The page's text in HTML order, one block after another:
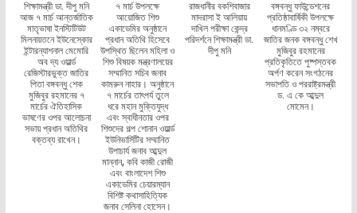
শিক্ষামন্ত্রী ডা. দীপু মনি
আজ ৭ মার্চ আন্তর্জাতিক
মাতৃভাষা ইনস্টিটিউট
মিলনায়তনে ইউনেস্কোর
ইন্টারন্যাশনাল মেমোরি
অব দ্য ওয়ার্ল্ড
রেজিস্টারভুক্ত জাতির
পিতা বঙ্গবন্ধু শেক
মুজিবুর রহমানের ৭
মার্চের ঐতিহাসিক
ভাষণের ওপর আলোচনা
সভায় প্রধান অতিথির
বক্তব্য রাখেন।
৭ মার্চ উপলক্ষে
আয়োজিত শিশু
একাডেমির অনুষ্ঠানে
প্রধান অতিথি হিসেবে
উপস্থিত ছিলেন মহিলা ও
শিশু বিষয়ক মন্ত্রণালয়ের
সম্মানিত সচিব জনাব
কামরুন নাহার। অনুষ্ঠানে
৭ মার্চের তাৎপর্য তুলে
ধরে মহান মুক্তিযুদ্ধ
এবং স্বাধীনতার ওপর
শিশুদের গল্প শোনান ওয়ার্ল্ড
ইউনিভার্সিটির সম্মানিত
উপাচার্য জনাব আব্দুল
মান্নান, কবি কাজী রোজী
এবং বাংলাদেশ শিশু
একাডেমির চেয়ারম্যান
বিশিষ্ট কথাসাহিত্যিক
জনাব সেলিনা হোসেন।
রাজধানীর বকশিবাজার
মাদরাসা ই আলিয়ায়
দাখিল পরীক্ষা কেন্দ্র
পরিদর্শনে শিক্ষামন্ত্রী ডা.
দীপু মনি
বঙ্গবন্ধু ফাউন্ডেশনের
প্রতিষ্ঠাবার্ষিকী উপলক্ষে
ধানমণ্ডি ৩২ নম্বরে
জাতির জনক বঙ্গবন্ধু শেখ
মুজিবুর রহমানের
প্রতিকৃতিতে পুষ্পস্তবক
অর্পণ করেন সংগঠনের
সভাপতি ও পররাষ্ট্রমন্ত্রী
ড. এ কে আব্দুল
মোমেন।